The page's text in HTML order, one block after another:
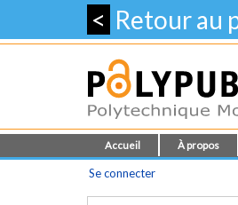
< Retour au
Accueil À propos
Se connecter